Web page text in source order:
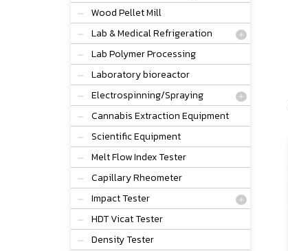
Wood Pellet Mill
Lab & Medical Refrigeration
Lab Polymer Processing
Laboratory bioreactor
Electrospinning/Spraying
Cannabis Extraction Equipment
Scientific Equipment
Melt Flow Index Tester
Capillary Rheometer
Impact Tester
HDT Vicat Tester
Density Tester